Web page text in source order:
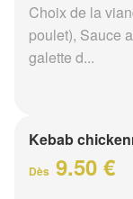
Choix de la
poulet), Sauce
galette d...
Kebab
Dès 9.50 €